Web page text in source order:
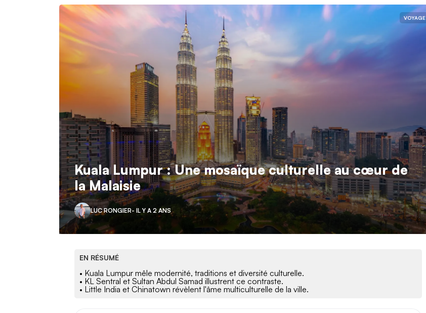
VOYAGE
Kuala Lumpur : Une mosaïque culturelle au cœur de
la Malaisie
LUC RONGIER- IL Y A 2 ANS
EN RÉSUMÉ
• Kuala Lumpur mêle modernité, traditions et diversité culturelle.
• KL Sentral et Sultan Abdul Samad illustrent ce contraste.
• Little India et Chinatown révèlent l'âme multiculturelle de la ville.